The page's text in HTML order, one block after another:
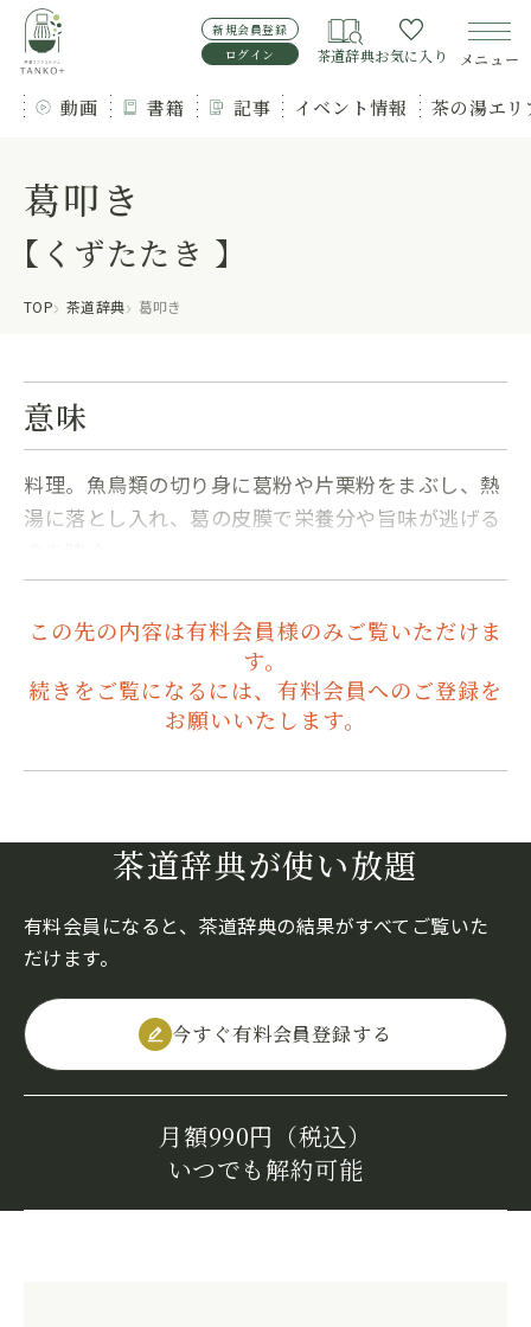
新規会員登録
ログイン
茶道辞典お気に入り メニュー
動画 書籍 記事 イベント情報 茶の湯エ
葛叩き
【くずたたき 】
TOP 茶道辞典 葛叩き
意味
料理。魚鳥類の切り身に葛粉や片栗粉をまぶし、熱
湯に落とし入れ、葛の皮膜で栄養分や旨味が逃げる
この先の内容は有料会員様のみご覧いただけま
す。
続きをご覧になるには、有料会員へのご登録を
お願いいたします。
茶道辞典が使い放題
有料会員になると、茶道辞典の結果がすべてご覧いた
だけます。
今すぐ有料会員登録する
月額990円（税込）
いつでも解約可能